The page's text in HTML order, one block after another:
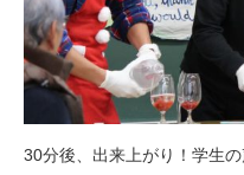
30分後、出来上がり！学生の